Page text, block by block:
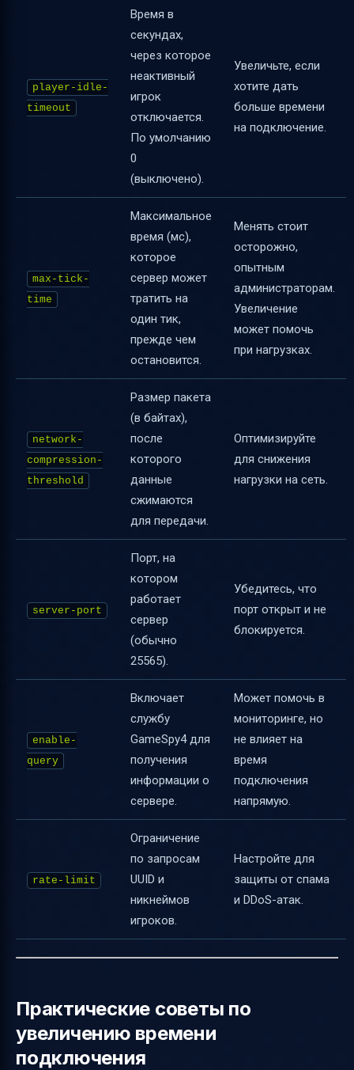
player-idle-
timeout
Время в
секундах,
через которое
неактивный
игрок
отключается.
По умолчанию
0
(выключено).
Увеличьте, если
хотите дать
больше времени
на подключение.
max-tick-
time
Максимальное
время (мс),
которое
сервер может
тратить на
один тик,
прежде чем
остановится.
Менять стоит
осторожно,
опытным
администраторам.
Увеличение
может помочь
при нагрузках.
network-
compression-
threshold
Размер пакета
(в байтах),
после
которого
данные
сжимаются
для передачи.
Оптимизируйте
для снижения
нагрузки на сеть.
server-port
Порт, на
котором
работает
сервер
(обычно
25565).
Убедитесь, что
порт открыт и не
блокируется.
enable-
query
Включает
службу
GameSpy4 для
получения
информации о
сервере.
Может помочь в
мониторинге, но
не влияет на
время
подключения
напрямую.
rate-limit
Ограничение
по запросам
UUID и
никнеймов
игроков.
Настройте для
защиты от спама
и DDoS-атак.
Практические советы по
увеличению времени
подключения